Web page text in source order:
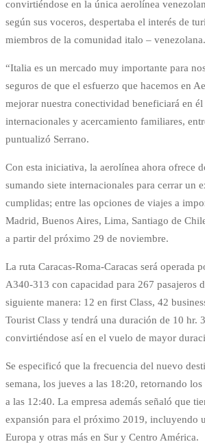
convirtiéndose en la única aerolínea
según sus voceros, despertaba el interés de
miembros de la comunidad italo – venezolana.
“Italia es un mercado muy importante para
seguros de que el esfuerzo que hacemos en
mejorar nuestra conectividad beneficiará en
internacionales y acercamiento familiares,
puntualizó Serrano.
Con esta iniciativa, la aerolínea ahora ofrece
sumando siete internacionales para cerrar un
cumplidas; entre las opciones de viajes a
Madrid, Buenos Aires, Lima, Santiago de
a partir del próximo 29 de noviembre.
La ruta Caracas-Roma-Caracas será operada
A340-313 con capacidad para 267 pasajeros
siguiente manera: 12 en first Class, 42
Tourist Class y tendrá una duración de 10 hr.
convirtiéndose así en el vuelo de mayor
Se especificó que la frecuencia del nuevo
semana, los jueves a las 18:20, retornando
a las 12:40. La empresa además señaló que
expansión para el próximo 2019, incluyendo
Europa y otras más en Sur y Centro América.